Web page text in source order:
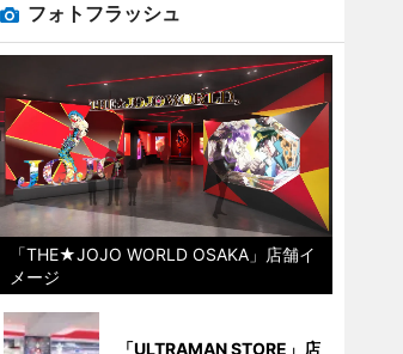
フォトフラッシュ
「THE★JOJO WORLD OSAKA」店舗イ
メージ
「ULTRAMAN STORE」店